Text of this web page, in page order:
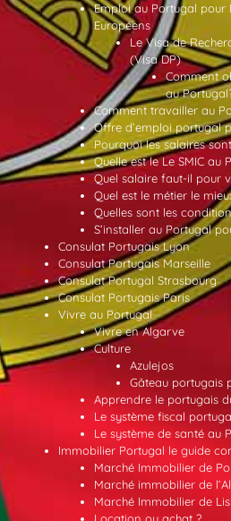
Emploi au Portugal pour
Européens
Le Visa de
(Visa DP)
Comment
au
Comment travailler au
Offre d’emploi portugal
Pourquoi les salaires
Quelle est le Le SMIC au
Quel salaire faut-il pour
Quel est le métier le
Quelles sont les
S’installer au Portugal
Consulat Portugais Lyon
Consulat Portugais Marseille
Consulat Portugal Strasbourg
Consulat Portugais Paris
Vivre au Portugal
Vivre en Algarve
Culture
Azulejos
Gâteau portugais
Apprendre le portugais
Le système fiscal
Le système de santé au
Immobilier Portugal le guide
Marché Immobilier de
Marché immobilier de
Marché Immobilier de